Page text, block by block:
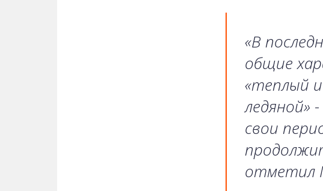
«В
общие
«теплый
ледяной»
свои
отметил